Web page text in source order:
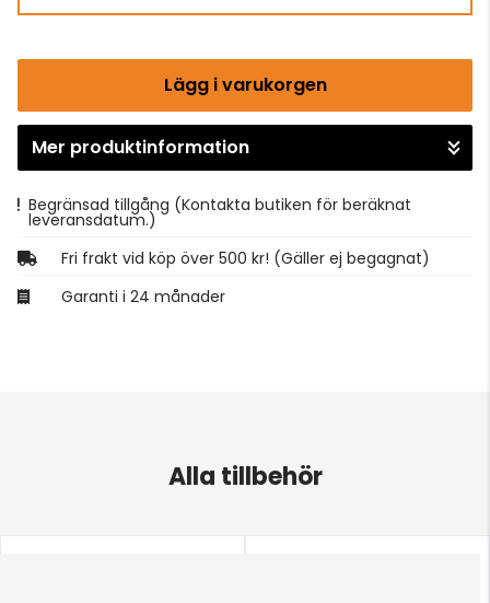
Lägg i varukorgen
Gå till kassan
Mer produktinformation
Begränsad tillgång (Kontakta butiken för beräknat
leveransdatum.)
Fri frakt vid köp över 500 kr! (Gäller ej begagnat)
Garanti i 24 månader
Alla tillbehör